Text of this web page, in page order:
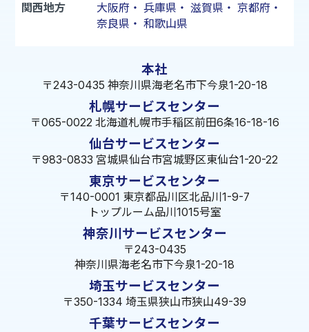
関西地方 大阪府 ・ 兵庫県 ・ 滋賀県 ・ 京都府 ・
奈良県 ・ 和歌山県
本社
〒243-0435 神奈川県海老名市下今泉1-20-18
札幌サービスセンター
〒065-0022 北海道札幌市手稲区前田6条16-18-16
仙台サービスセンター
〒983-0833 宮城県仙台市宮城野区東仙台1-20-22
東京サービスセンター
〒140-0001 東京都品川区北品川1-9-7
トップルーム品川1015号室
神奈川サービスセンター
〒243-0435
神奈川県海老名市下今泉1-20-18
埼玉サービスセンター
〒350-1334 埼玉県狭山市狭山49-39
千葉サービスセンター